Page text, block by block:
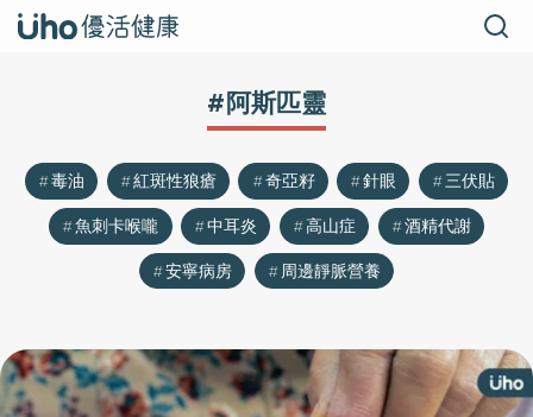
#阿斯匹靈
毒油 紅斑性狼瘡 奇亞籽 針眼
三伏貼
魚刺卡喉嚨
中耳炎 高山症
酒精代謝
安寧病房
周邊靜脈營養